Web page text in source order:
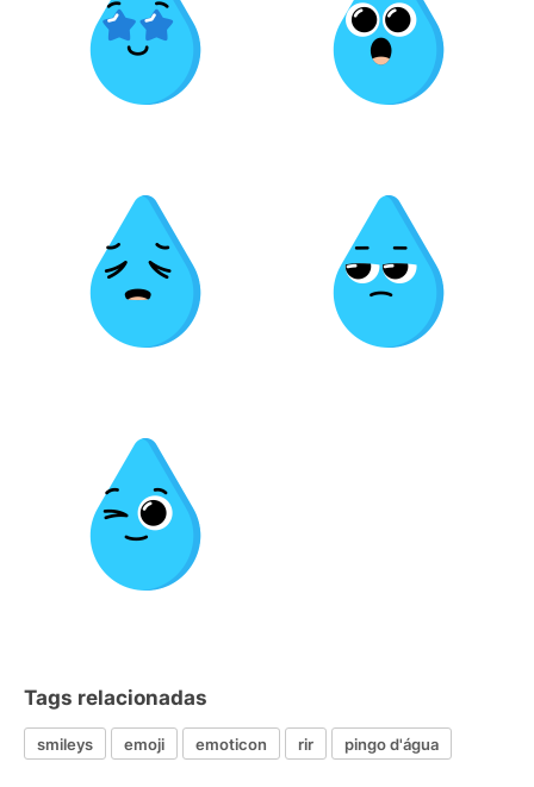
Tags relacionadas
smileys emoji emoticon rir pingo d'água